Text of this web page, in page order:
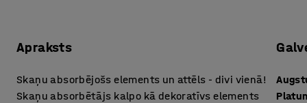
Apraksts
Skaņu absorbējošs elements un attēls - divi vienā!
Skaņu absorbētājs kalpo kā dekoratīvs elements